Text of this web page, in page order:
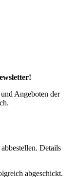
Angeboten der
Details
abgeschickt.